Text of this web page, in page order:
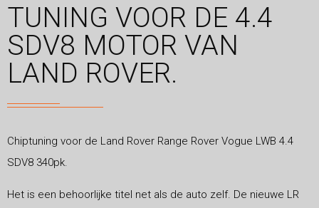
TUNING VOOR DE 4.4
SDV8 MOTOR VAN
LAND ROVER.
Chiptuning voor de Land Rover Range Rover Vogue LWB 4.4
SDV8 340pk.
Het is een behoorlijke titel net als de auto zelf. De nieuwe LR